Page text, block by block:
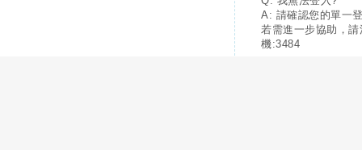
A: 請確認您的單一
若需進一步協助，
機:3484